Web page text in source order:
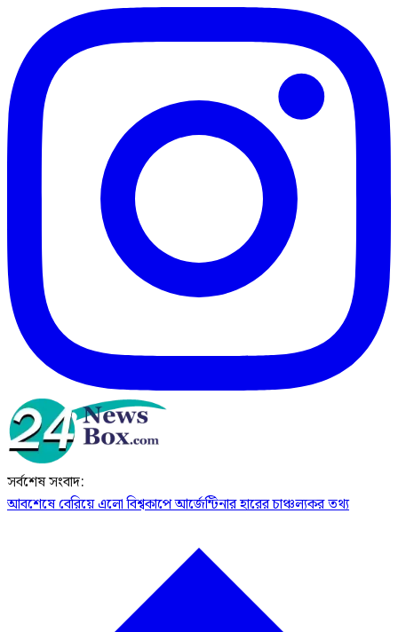
সর্বশেষ সংবাদ:
আবশেষে বেরিয়ে এলো বিশ্বকাপে আর্জেন্টিনার হারের চাঞ্চল্যকর তথ্য